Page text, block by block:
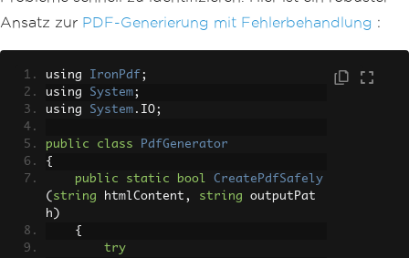
Ansatz zur PDF-Generierung mit Fehlerbehandlung :
using IronPdf ;
using System;
using System . IO;
public class
PdfGenerator
{
public
static bool
CreatePdfSafely
( string htmlContent , string outputPat
h )
{
try